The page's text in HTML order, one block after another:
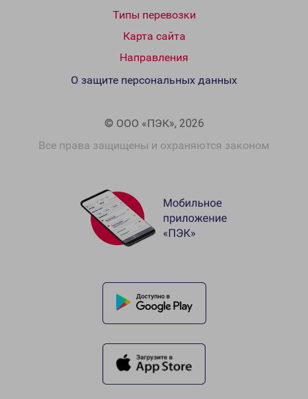
Типы перевозки
Карта сайта
Направления
© ООО «ПЭК», 2026
Все права защищены и охраняются законом
О защите персональных данных